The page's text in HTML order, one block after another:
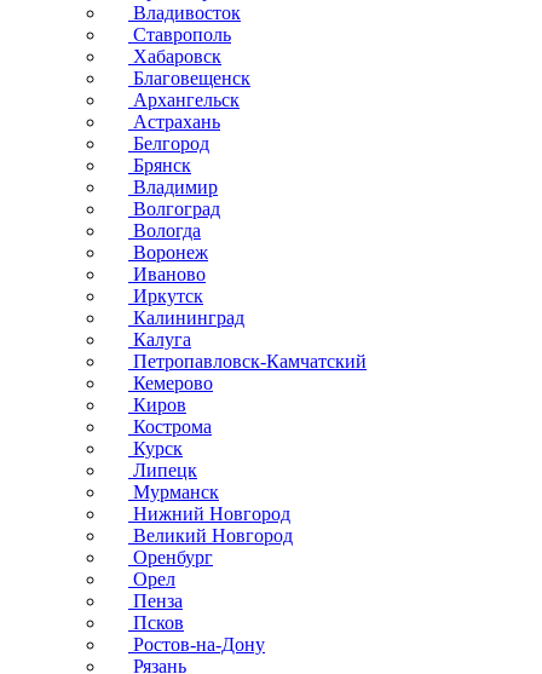
Владивосток
Ставрополь
Хабаровск
Благовещенск
Архангельск
Астрахань
Белгород
Брянск
Владимир
Волгоград
Вологда
Воронеж
Иваново
Иркутск
Калининград
Калуга
Петропавловск-Камчатский
Кемерово
Киров
Кострома
Курск
Липецк
Мурманск
Нижний Новгород
Великий Новгород
Оренбург
Орел
Пенза
Псков
Ростов-на-Дону
Рязань